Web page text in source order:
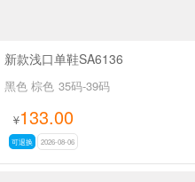
新款浅口单鞋SA6136
黑色 棕色 35码-39码
¥133.00
可退换 2026-08-06